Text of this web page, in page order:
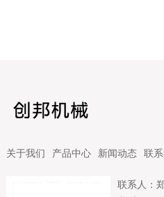
关于我们 产品中心 新闻动态 联
联系人：